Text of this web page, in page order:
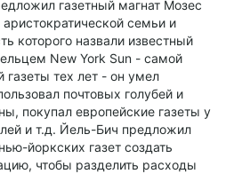
газетный магнат Мозес
семьи и
которого назвали известный
New York Sun - самой
газеты тех лет - он умел
почтовых голубей и
покупал европейские газеты у
и т.д. Йель-Бич предложил
йоркских газет создать
чтобы разделить расходы